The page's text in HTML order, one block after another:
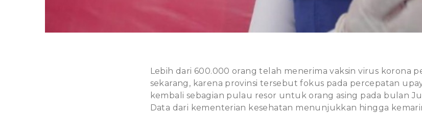
Lebih dari 600.000 orang telah menerima vaksin virus korona
sekarang, karena provinsi tersebut fokus pada percepatan
kembali sebagian pulau resor untuk orang asing pada bulan
Data dari kementerian kesehatan menunjukkan hingga